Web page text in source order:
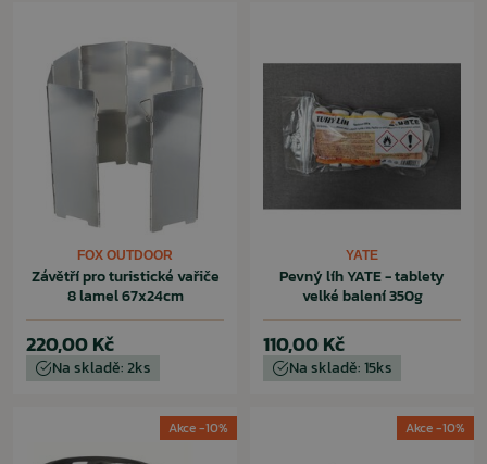
FOX OUTDOOR
Závětří pro turistické vařiče
8 lamel 67x24cm
220,00 Kč
Na skladě: 2ks
YATE
Pevný líh YATE - tablety
velké balení 350g
110,00 Kč
Na skladě: 15ks
Akce -10% Akce -10%